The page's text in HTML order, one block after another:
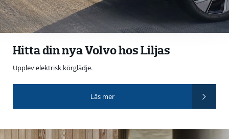
Hitta din nya Volvo hos Liljas
Upplev elektrisk körglädje.
Läs mer